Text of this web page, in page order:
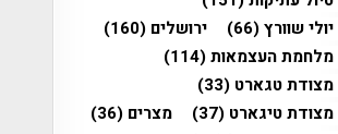
יולי שוורץ(66) ירושלים (160)
מלחמת העצמאות(114)
מצודת טגארט (33)
מצודת טיגארט (37) מצרים (36)